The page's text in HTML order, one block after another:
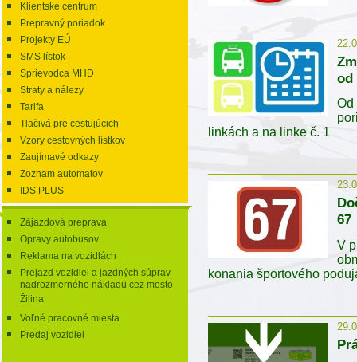
Klientske centrum
Prepravný poriadok
Projekty EÚ
SMS lístok
Sprievodca MHD
Straty a nálezy
Tarifa
Tlačivá pre cestujúcich
Vzory cestovných lístkov
Zaujímavé odkazy
Zoznam automatov
IDS PLUS
Zájazdová preprava
Opravy autobusov
Reklama na vozidlách
Prejazd vozidiel a jazdných súprav
nadrozmerného nákladu cez mesto
Žilina
Voľné pracovné miesta
Predaj vozidiel
od
Od
linkách a na linke č. 1
67
V
konania športového